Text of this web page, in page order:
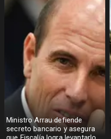
Ministro Arrau defiende
secreto bancario y asegura